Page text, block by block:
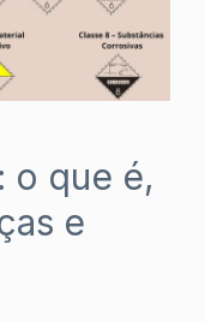
o que é,
e